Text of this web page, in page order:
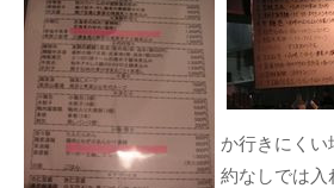
か行きにく
約なしでは入